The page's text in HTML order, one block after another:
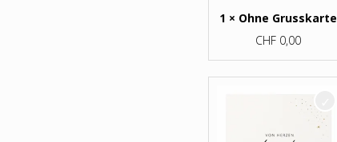
1 × Ohne Grusskarte
CHF 0,00